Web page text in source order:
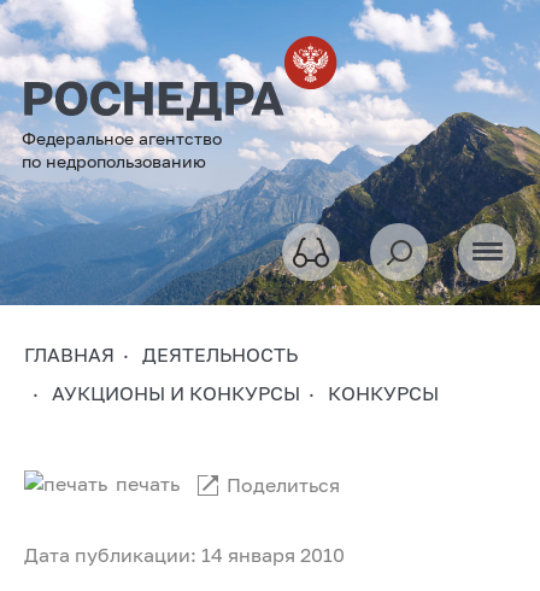
Федеральное агентство
по недропользованию
ГЛАВНАЯ
ДЕЯТЕЛЬНОСТЬ
АУКЦИОНЫ И КОНКУРСЫ
КОНКУРСЫ
Дата публикации: 14 января 2010
печать Поделиться